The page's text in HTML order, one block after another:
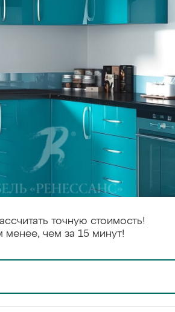
точную стоимость!
менее, чем за 15 минут!